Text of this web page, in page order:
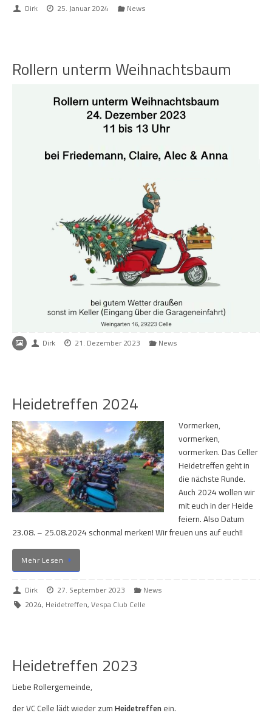
Dirk 25. Januar 2024 News
Rollern unterm Weihnachtsbaum
Dirk 21. Dezember 2023 News
Heidetreffen 2024
Vormerken,
vormerken,
vormerken. Das Celler
Heidetreffen geht in
die nächste Runde.
Auch 2024 wollen wir
mit euch in der Heide
feiern. Also Datum
23.08. – 25.08.2024 schonmal merken! Wir freuen uns auf euch!!
Mehr Lesen
Dirk 27. September 2023
News
2024, Heidetreffen, Vespa Club Celle
Heidetreffen 2023
Liebe Rollergemeinde,
der VC Celle lädt wieder zum Heidetreffen ein.